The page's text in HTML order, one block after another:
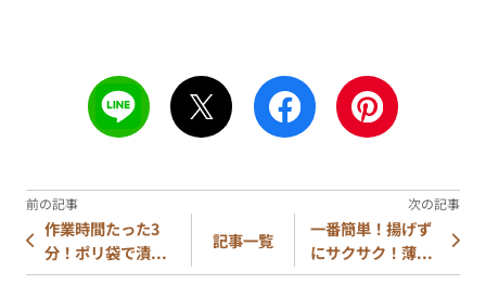
作業時間たった3
分！ポリ袋で漬...
記事一覧
一番簡単！揚げず
にサクサク！薄...